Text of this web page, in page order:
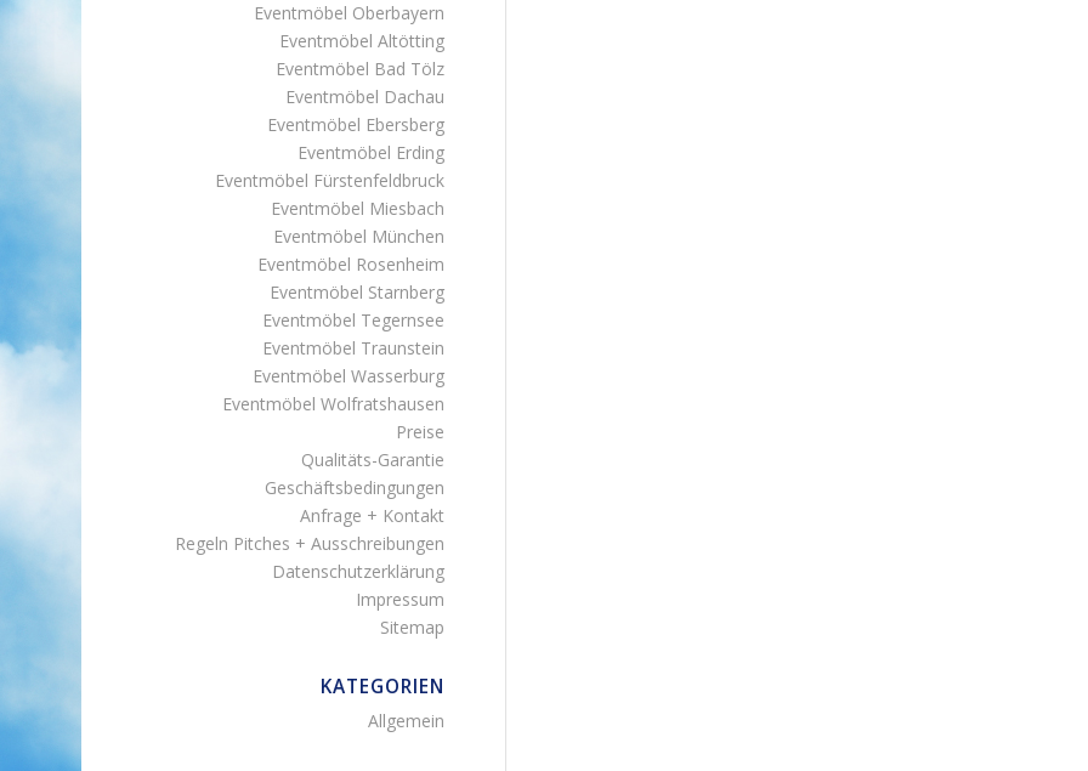
Eventmöbel Oberbayern
Eventmöbel Altötting
Eventmöbel Bad Tölz
Eventmöbel Dachau
Eventmöbel Ebersberg
Eventmöbel Erding
Eventmöbel Fürstenfeldbruck
Eventmöbel Miesbach
Eventmöbel München
Eventmöbel Rosenheim
Eventmöbel Starnberg
Eventmöbel Tegernsee
Eventmöbel Traunstein
Eventmöbel Wasserburg
Eventmöbel Wolfratshausen
Preise
Qualitäts-Garantie
Geschäftsbedingungen
Anfrage + Kontakt
Regeln Pitches + Ausschreibungen
Datenschutzerklärung
Impressum
Sitemap
KATEGORIEN
Allgemein